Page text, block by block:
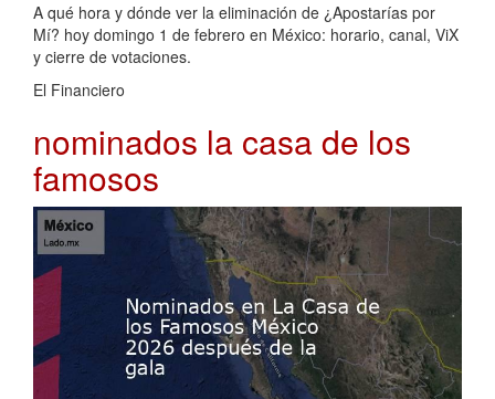
A qué hora y dónde ver la eliminación de ¿Apostarías por
Mí? hoy domingo 1 de febrero en México: horario, canal, ViX
y cierre de votaciones.
El Financiero
nominados la casa de los
famosos